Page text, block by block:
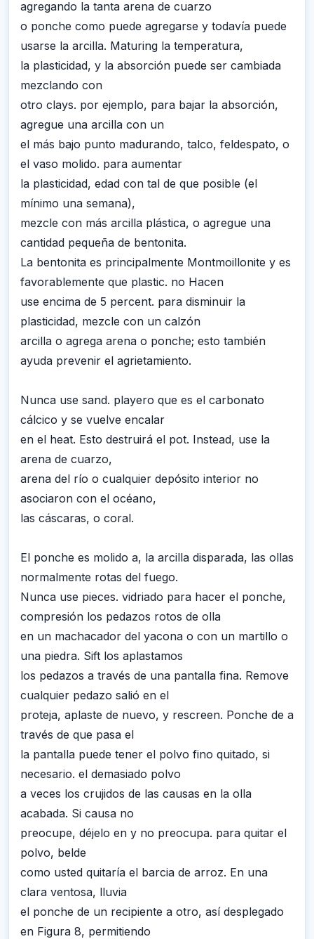
agregando la tanta arena de cuarzo
o ponche como puede agregarse y todavía puede
usarse la arcilla. Maturing la temperatura,
la plasticidad, y la absorción puede ser cambiada
mezclando con
otro clays. por ejemplo, para bajar la absorción,
agregue una arcilla con un
el más bajo punto madurando, talco, feldespato, o
el vaso molido. para aumentar
la plasticidad, edad con tal de que posible (el
mínimo una semana),
mezcle con más arcilla plástica, o agregue una
cantidad pequeña de bentonita.
La bentonita es principalmente Montmoillonite y es
favorablemente que plastic. no Hacen
use encima de 5 percent. para disminuir la
plasticidad, mezcle con un calzón
arcilla o agrega arena o ponche; esto también
ayuda prevenir el agrietamiento.
Nunca use sand. playero que es el carbonato
cálcico y se vuelve encalar
en el heat. Esto destruirá el pot. Instead, use la
arena de cuarzo,
arena del río o cualquier depósito interior no
asociaron con el océano,
las cáscaras, o coral.
El ponche es molido a, la arcilla disparada, las ollas
normalmente rotas del fuego.
Nunca use pieces. vidriado para hacer el ponche,
compresión los pedazos rotos de olla
en un machacador del yacona o con un martillo o
una piedra. Sift los aplastamos
los pedazos a través de una pantalla fina. Remove
cualquier pedazo salió en el
proteja, aplaste de nuevo, y rescreen. Ponche de a
través de que pasa el
la pantalla puede tener el polvo fino quitado, si
necesario. el demasiado polvo
a veces los crujidos de las causas en la olla
acabada. Si causa no
preocupe, déjelo en y no preocupa. para quitar el
polvo, belde
como usted quitaría el barcia de arroz. En una
clara ventosa, lluvia
el ponche de un recipiente a otro, así desplegado
en Figura 8, permitiendo